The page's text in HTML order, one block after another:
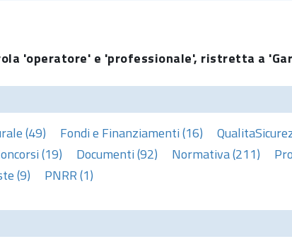
'operatore' e 'professionale', ristretta a
(49) Fondi e Finanziamenti (16)
(19) Documenti (92) Normativa (211)
(9) PNRR (1)